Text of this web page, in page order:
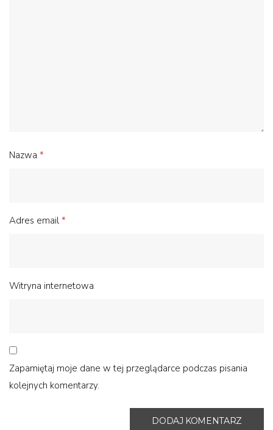
Nazwa *
Adres email *
Witryna internetowa
Zapamiętaj moje dane w tej przeglądarce podczas pisania
kolejnych komentarzy.